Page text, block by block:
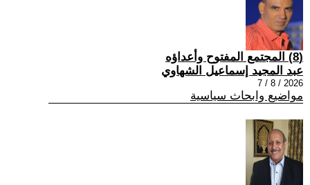
(8) المجتمع المفتوح وأعداؤه
عبد المجيد إسماعيل الشهاوي
2026 / 8 / 7
مواضيع وابحاث سياسية